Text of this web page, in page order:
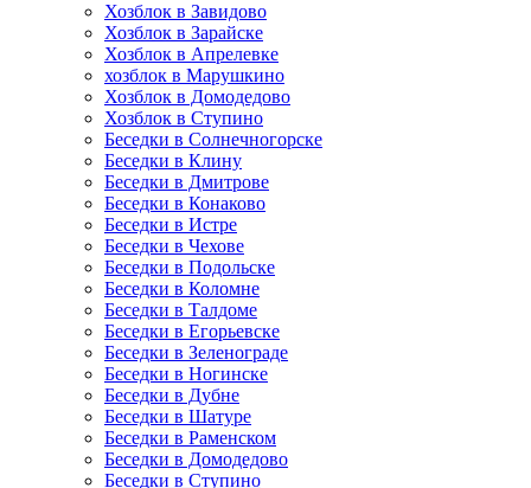
Хозблок в Завидово
Хозблок в Зарайске
Хозблок в Апрелевке
хозблок в Марушкино
Хозблок в Домодедово
Хозблок в Ступино
Беседки в Солнечногорске
Беседки в Клину
Беседки в Дмитрове
Беседки в Конаково
Беседки в Истре
Беседки в Чехове
Беседки в Подольске
Беседки в Коломне
Беседки в Талдоме
Беседки в Егорьевске
Беседки в Зеленограде
Беседки в Ногинске
Беседки в Дубне
Беседки в Шатуре
Беседки в Раменском
Беседки в Домодедово
Беседки в Ступино